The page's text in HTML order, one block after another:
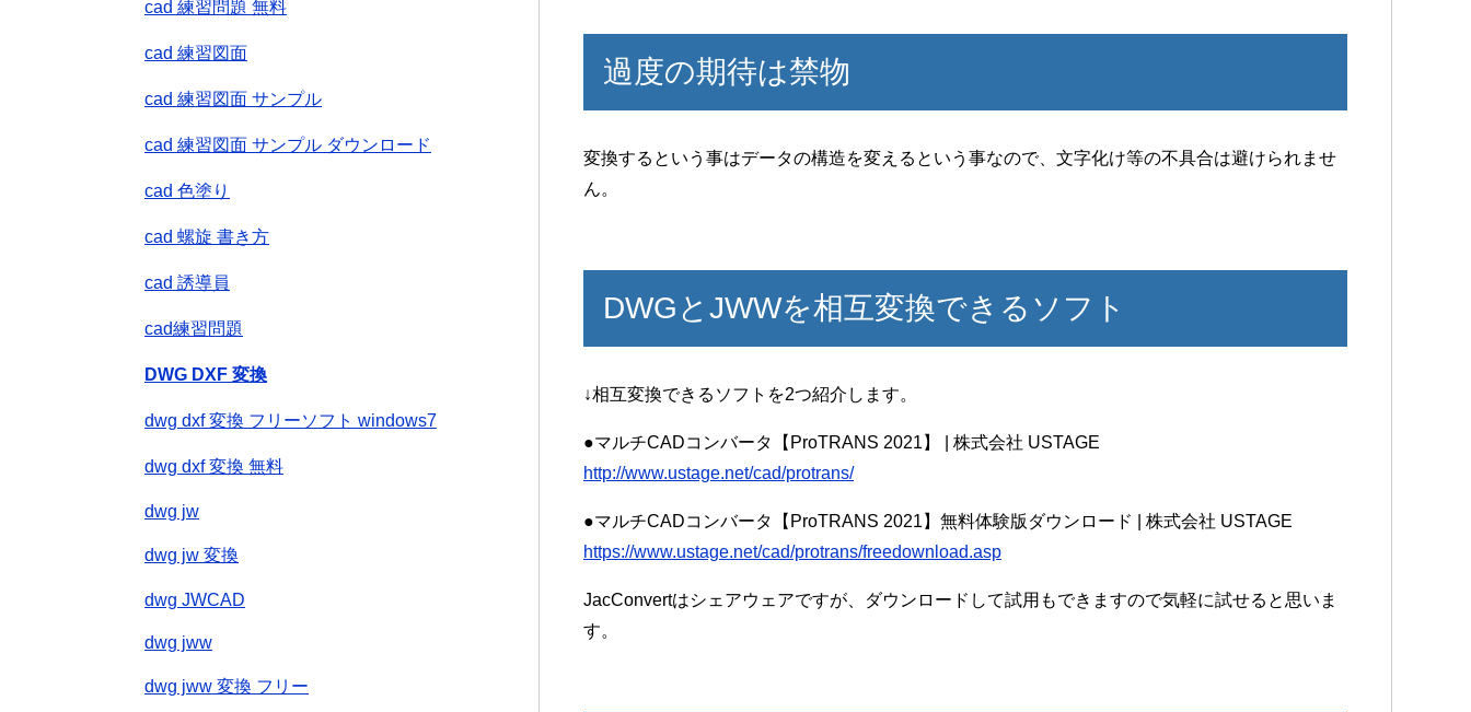
過度の期待は禁物
変換するという事はデータの構造を変えるという事なので、文字化け等の不具合は避けられませ
ん。
DWGとJWWを相互変換できるソフト
↓相互変換できるソフトを2つ紹介します。
●マルチCADコンバータ【ProTRANS 2021】 | 株式会社 USTAGE
http://www.ustage.net/cad/protrans/
●マルチCADコンバータ【ProTRANS 2021】無料体験版ダウンロード | 株式会社 USTAGE
https://www.ustage.net/cad/protrans/freedownload.asp
JacConvertはシェアウェアですが、ダウンロードして試用もできますので気軽に試せると思いま
す。
cad 練習問題 無料
cad 練習図面
cad 練習図面 サンプル
cad 練習図面 サンプル ダウンロード
cad 色塗り
cad 螺旋 書き方
cad 誘導員
cad練習問題
DWG DXF 変換
dwg dxf 変換 フリーソフト windows7
dwg dxf 変換 無料
dwg jw
dwg jw 変換
dwg JWCAD
dwg jww
dwg jww 変換 フリー